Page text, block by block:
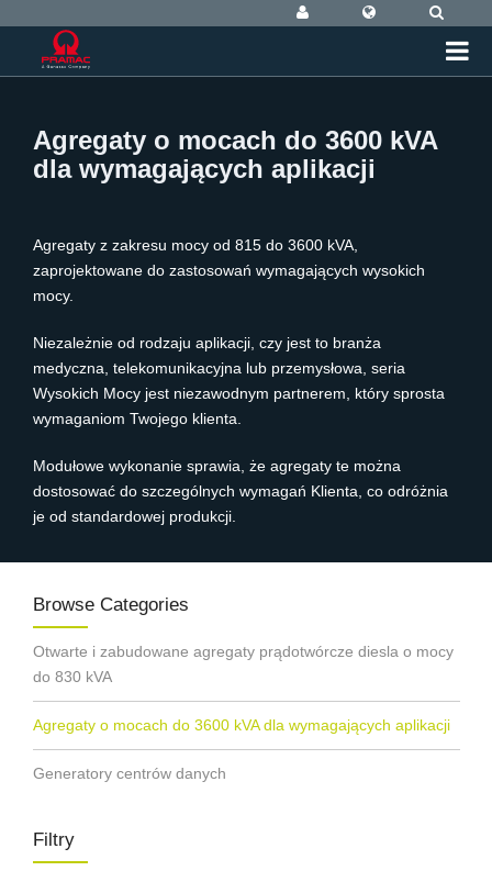
Agregaty o mocach do 3600 kVA
dla wymagających aplikacji
Agregaty z zakresu mocy od 815 do 3600 kVA,
zaprojektowane do zastosowań wymagających wysokich
mocy.
Niezależnie od rodzaju aplikacji, czy jest to branża
medyczna, telekomunikacyjna lub przemysłowa, seria
Wysokich Mocy jest niezawodnym partnerem, który sprosta
wymaganiom Twojego klienta.
Modułowe wykonanie sprawia, że agregaty te można
dostosować do szczególnych wymagań Klienta, co odróżnia
je od standardowej produkcji.
Browse Categories
Otwarte i zabudowane agregaty prądotwórcze diesla o mocy
do 830 kVA
Agregaty o mocach do 3600 kVA dla wymagających aplikacji
Generatory centrów danych
Filtry